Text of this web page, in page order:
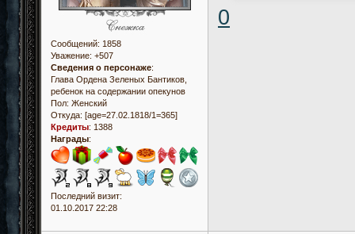
Сообщений: 1858
Уважение: +507
Сведения о персонаже:
Глава Ордена Зеленых Бантиков,
ребенок на содержании опекунов
Пол: Женский
Откуда: [age=27.02.1818/1=365]
Кредиты: 1388
Награды:
Последний визит:
01.10.2017 22:28
0